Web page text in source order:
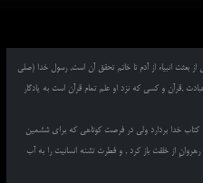
انبیاء از آدم تا خاتم تحقق آن است, رسول خدا (صلی
,قرآن و کسی که نزد او علم تمام قرآن است به یادگار
کتاب خدا بردارد ولی در فرصت کوتاهی که برای ششمین
از خلقت باز کرد , و فطرت تشنه انسانیت را به آب